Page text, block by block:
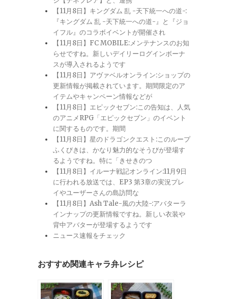
【11月8日】キングダム 乱 -天下統一への道-:
『キングダム 乱 -天下統一への道-』と『ジョ
イフル』のコラボイベントが開催され
【11月8日】FC MOBILE:メンテナンスのお知
らせですね。新しいデイリーログインボーナ
スが導入されるようです
【11月8日】アヴァベルオンライン:ショップの
更新情報が掲載されています。期間限定のア
イテムやキャンペーン情報などが
【11月8日】エピックセブン:この告知は、人気
のアニメRPG「エピックセブン」のイベント
に関するものです。期間
【11月8日】星のドラゴンクエスト:このループ
ふくびきは、かなり魅力的なそうびが登場す
るようですね。特に「きせきのつ
【11月8日】イルーナ戦記オンライン:11月9日
に行われる放送では、EP3 第3章の実況プレ
イやユーザーさんの島訪問な
【11月8日】Ash Tale-風の大陸-:アバターラ
インナップの更新情報ですね。新しい衣装や
背中アバターが登場するようです
ニュース速報をチェック
おすすめ関連キャラ弁レシピ